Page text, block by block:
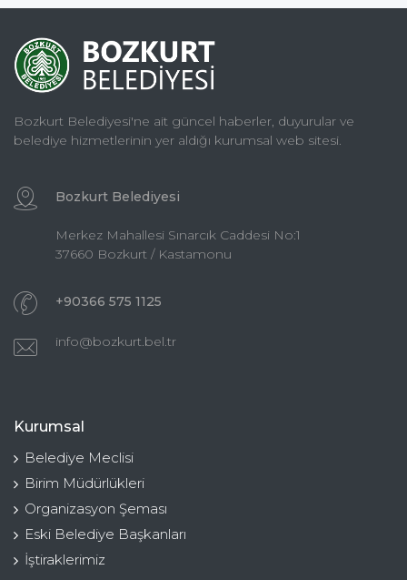
Bozkurt Belediyesi'ne ait güncel haberler, duyurular ve
belediye hizmetlerinin yer aldığı kurumsal web sitesi.
Bozkurt Belediyesi
Merkez Mahallesi Sınarcık Caddesi No:1
37660 Bozkurt / Kastamonu
+90366 575 1125
info@bozkurt.bel.tr
Kurumsal
Belediye Meclisi
Birim Müdürlükleri
Organizasyon Şeması
Eski Belediye Başkanları
İştiraklerimiz